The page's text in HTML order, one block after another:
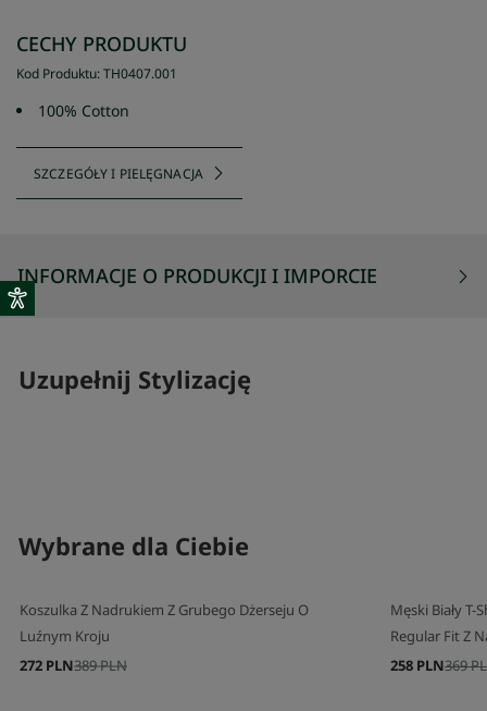
CECHY PRODUKTU
Kod Produktu:TH0407.001
100% Cotton
SZCZEGÓŁY I PIELĘGNACJA
INFORMACJE O PRODUKCJI I IMPORCIE
Uzupełnij Stylizację
Wybrane dla Ciebie
Koszulka Z Nadrukiem Z Grubego Dżerseju O
Luźnym Kroju
389 PLN
272 PLN
Męski Biały
Regular Fit Z
369
258 PLN